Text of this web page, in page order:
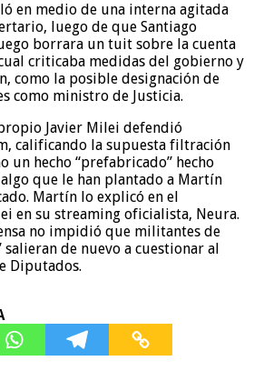
en medio de una interna agitada
luego de que Santiago
borrara un tuit sobre la cuenta
criticaba medidas del gobierno y
como la posible designación de
como ministro de Justicia.
Javier Milei defendió
calificando la supuesta filtración
un hecho “prefabricado” hecho
que le han plantado a Martín
Martín lo explicó en el
en su streaming oficialista, Neura.
no impidió que militantes de
salieran de nuevo a cuestionar al
Diputados.